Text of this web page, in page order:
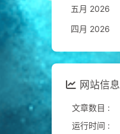
五月 2026
四月 2026
网站信息
文章数目 :
运行时间 :